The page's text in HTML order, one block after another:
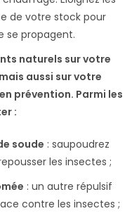
de votre stock pour
se propagent.
naturels sur votre
aussi sur votre
prévention. Parmi les
:
soude : saupoudrez
les insectes ;
: un autre répulsif
contre les insectes ;